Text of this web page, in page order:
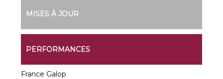
MISES À JOUR
PERFORMANCES
France Galop